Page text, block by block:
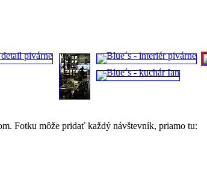
Fotku môže pridať každý návštevník, priamo tu: